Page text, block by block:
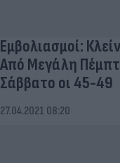
Εμβολιασμοί:
Από Μεγάλη
Σάββατο οι 45-49
27.04.2021 08:20